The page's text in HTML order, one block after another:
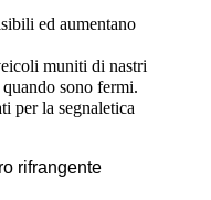
ed aumentano
muniti di nastri
sono fermi.
per la segnaletica
rifrangente